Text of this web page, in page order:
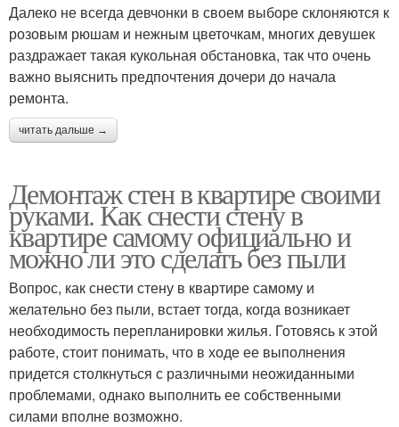
Далеко не всегда девчонки в своем выборе склоняются к
розовым рюшам и нежным цветочкам, многих девушек
раздражает такая кукольная обстановка, так что очень
важно выяснить предпочтения дочери до начала
ремонта.
читать дальше →
Демонтаж стен в квартире своими
руками. Как снести стену в
квартире самому официально и
можно ли это сделать без пыли
Вопрос, как снести стену в квартире самому и
желательно без пыли, встает тогда, когда возникает
необходимость перепланировки жилья. Готовясь к этой
работе, стоит понимать, что в ходе ее выполнения
придется столкнуться с различными неожиданными
проблемами, однако выполнить ее собственными
силами вполне возможно.